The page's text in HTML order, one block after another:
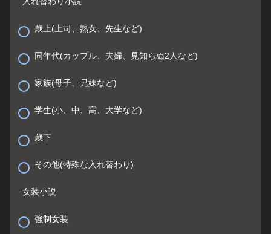
歳上(上司、熟女、先生など)
同年代(カップル、夫婦、見知らぬ2人など)
家族(母子、兄妹など)
学生(小、中、高、大学など)
歳下
その他(特殊な入れ替わり)
女装小説
強制女装